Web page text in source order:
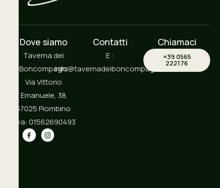
Dove siamo
Taverna dei
Boncompagni
Via Vittorio
Emanuele, 38
57025 Piombino
P.iva: 01562690493
Contatti
E :
info@tavernadeiboncompagni.it
Chiamaci
+39 0565
222176